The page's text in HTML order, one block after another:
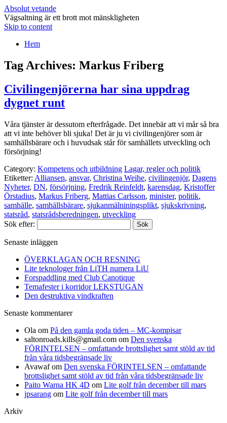
Absolut vetande
Vägsaltning är ett brott mot mänskligheten
Skip to content
Hem
Tag Archives: Markus Friberg
Civilingenjörerna har sina uppdrag
dygnet runt
Våra tjänster är dessutom efterfrågade. Det innebär att vi mår så bra
att vi inte behöver bli sjuka! Det är ju vi civilingenjörer som är
samhällsbärare och i huvudsak står för samhällets utveckling och
försörjning!
Category: Kompetens och utbildning Lagar, regler och politik
Etiketter: Alliansen, ansvar, Christina Weihe, civilingenjör, Dagens
Nyheter, DN, försörjning, Fredrik Reinfeldt, karensdag, Kristoffer
Örstadius, Markus Friberg, Mattias Carlsson, minister, politik,
samhälle, samhällsbärare, sjukanmälniningsplikt, sjukskrivning,
statsråd, statsrådsberedningen, utveckling
Sök efter:
Senaste inläggen
ÖVERKLAGAN OCH RESNING
Lite teknologer från LiTH numera LiU
Forspaddling med Club Canotique
Temafester i korridor LEKSTUGAN
Den destruktiva vindkraften
Senaste kommentarer
Ola om På den gamla goda tiden – MC-kompisar
saltonroads.kills@gmail.com om Den svenska
FÖRINTELSEN – omfattande brottslighet samt stöld av tid
från våra tidsbegränsade liv
Avawafom Den svenska FÖRINTELSEN – omfattande
brottslighet samt stöld av tid från våra tidsbegränsade liv
Paito Warna HK 4D om Lite golf från december till mars
jpsarang om Lite golf från december till mars
Arkiv